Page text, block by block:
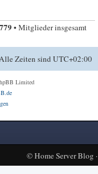
• Mitglieder insgesamt
Zeiten sindUTC+02:00
Limited
©Home Server Blog